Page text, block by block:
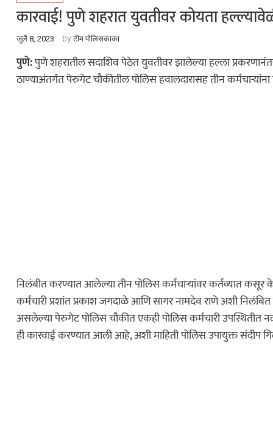
कारवाई! पुणे शहरात युवतीवर कोयता
जुलै 8, 2023 byटीम पोलिसकाका
पुणे:पुणे शहरातील सदाशिव पेठेत युवतीवर झालेल्या हल्ला
ठाण्याअंतर्गत पेरुगेट चौकीतील पोलिस हवालदारासह तीन
निलंबीत करण्यात आलेल्या तीन पोलिस कर्मचाऱ्यांवर कर्तव्यात
कर्मचारी प्रशांत प्रकाश जगदाळे आणि सागर नामदेव राणे अशी
असलेल्या पेरुगेट पोलिस चौकीत एकही पोलिस कर्मचारी उपस्थितीत
ही कारवाई करण्यात आली आहे, अशी माहिती पोलिस उपायुक्त संदीप